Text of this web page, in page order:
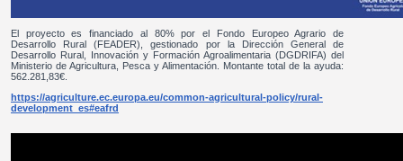
El proyecto es financiado al 80% por el Fondo Europeo Agrario de
Desarrollo Rural (FEADER), gestionado por la Dirección General de
Desarrollo Rural, Innovación y Formación Agroalimentaria (DGDRIFA) del
Ministerio de Agricultura, Pesca y Alimentación. Montante total de la ayuda:
562.281,83€.
https://agriculture.ec.europa.eu/common-agricultural-policy/rural-
development_es#eafrd